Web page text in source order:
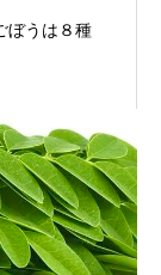
ぼうは８種